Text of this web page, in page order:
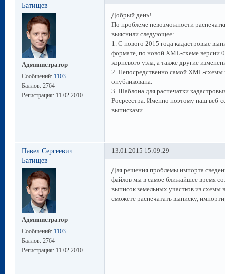
Батищев
Администратор
Сообщений: 1103
Баллов: 2764
Регистрация: 11.02.2010
Добрый день!
По проблеме невозможности
выяснили следующее:
1. С нового 2015 года кадастровые
формате, по новой XML-схеме версии
корневого узла, а также другие
2. Непосредственно самой XML-схемы
опубликована.
3. Шаблона для распечатки
Росреестра. Именно поэтому наш веб-
выписками.
Павел Сергеевич
Батищев
Администратор
Сообщений: 1103
Баллов: 2764
Регистрация: 11.02.2010
13.01.2015 15:09:29
Для решения проблемы импорта
файлов мы в самое ближайшее время
выписок земельных участков из схемы
сможете распечатать выписку,